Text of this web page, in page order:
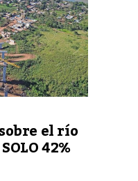
el río
42%